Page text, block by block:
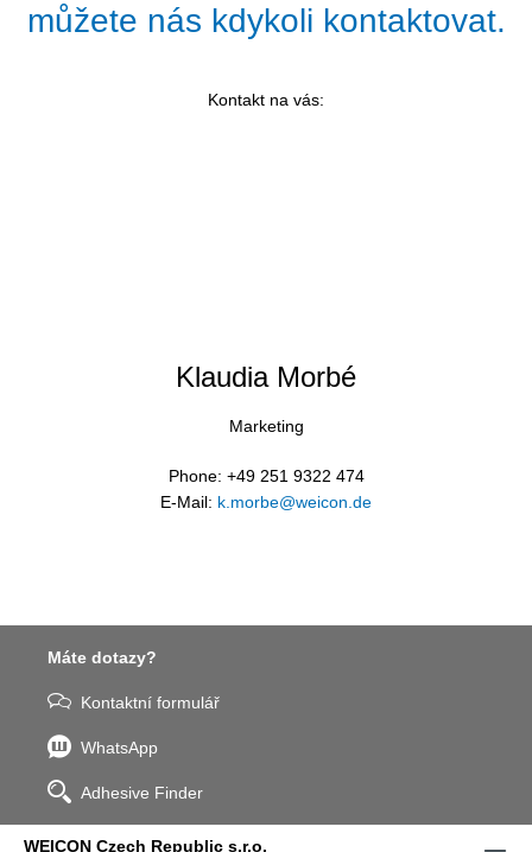
můžete nás kdykoli kontaktovat.
Kontakt na vás:
Klaudia Morbé
Marketing
Phone: +49 251 9322 474
E-Mail: k.morbe@weicon.de
Máte dotazy?
Kontaktní formulář
WhatsApp
Adhesive Finder
WEICON Czech Republic s.r.o.